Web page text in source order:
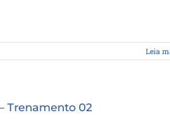
Leia
Trenamento 02